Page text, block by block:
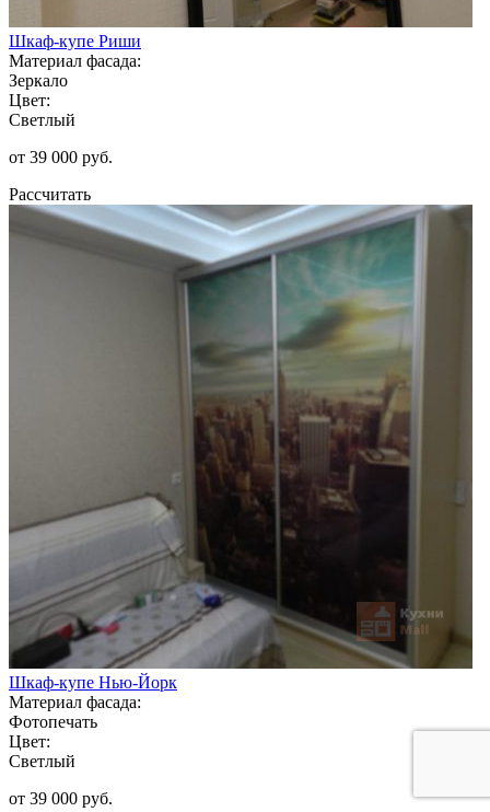
Шкаф-купе Риши
Материал фасада:
Зеркало
Цвет:
Светлый
от 39 000 руб.
Рассчитать
Шкаф-купе Нью-Йорк
Материал фасада:
Фотопечать
Цвет:
Светлый
от 39 000 руб.